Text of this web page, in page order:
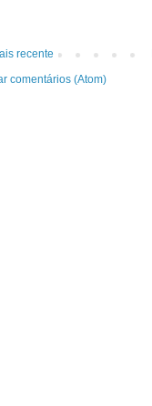
recente
comentários (Atom)